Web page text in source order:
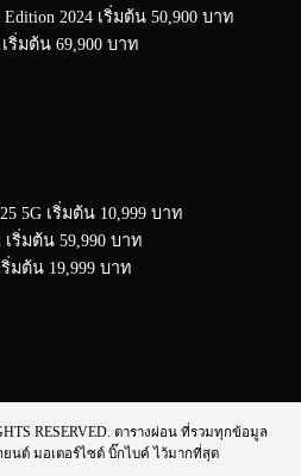
2024 เริ่มต้น 50,900 บาท
ริ่มต้น 69,900 บาท
5G เริ่มต้น 10,999 บาท
เริ่มต้น 59,990 บาท
มต้น 19,999 บาท
RESERVED. ตารางผ่อน ที่รวมทุกข้อมูล
ยนต์ มอเตอร์ไซต์ บิ๊กไบค์ ไว้มากที่สุด